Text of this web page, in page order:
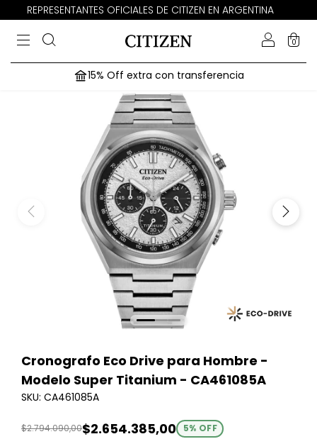
REPRESENTANTES OFICIALES DE CITIZEN EN ARGENTINA
0
15% Off extra con transferencia
Cronografo Eco Drive para Hombre -
Modelo Super Titanium - CA461085A
SKU: CA461085A
$2.794.090,00$2.654.385,00 5% OFF